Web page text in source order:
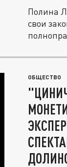
Полина
свои
ОБЩЕСТВО